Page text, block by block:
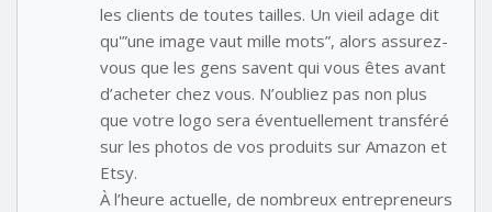
les clients de toutes tailles. Un vieil adage dit
qu'”une image vaut mille mots”, alors assurez-
vous que les gens savent qui vous êtes avant
d’acheter chez vous. N’oubliez pas non plus
que votre logo sera éventuellement transféré
sur les photos de vos produits sur Amazon et
Etsy.
À l’heure actuelle, de nombreux entrepreneurs